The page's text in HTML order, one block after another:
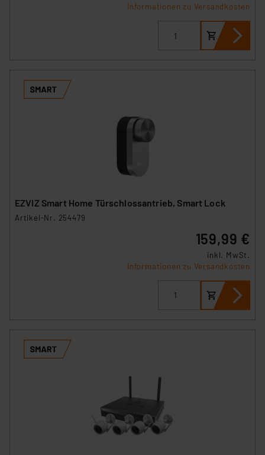
Informationen zu Versandkosten
EZVIZ Smart Home Türschlossantrieb, Smart Lock
Artikel-Nr. 254479
159,99 €
inkl. MwSt.
Informationen zu Versandkosten